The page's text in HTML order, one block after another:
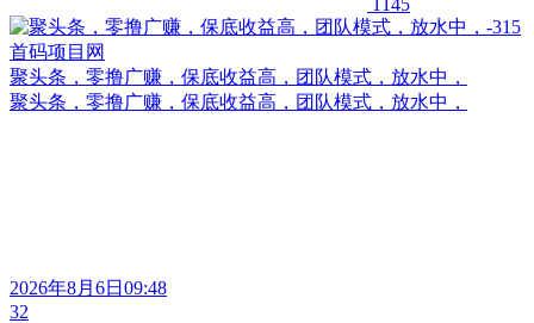
聚头条，零撸广赚，保底收益高，团队模式，放水中，
聚头条，零撸广赚，保底收益高，团队模式，放水中，
2026年8月6日09:48
32